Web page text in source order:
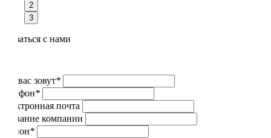
2
3
Связаться с нами
Как вас зовут*
Телефон*
Электронная почта
Название компании
Регион*